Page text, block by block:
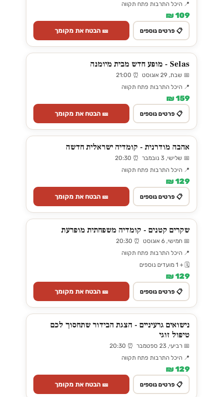
📍 היכל התרבות פתח תקווה
109 ₪
📋 פרטים נוספים 🎫 הבטח את מקומך
Selas - מופע חדש מבית מיומנה
📅 שבת, 29 אוגוסט ⏰ 21:00
📍 היכל התרבות פתח תקווה
159 ₪
📋 פרטים נוספים 🎫 הבטח את מקומך
אהבה מודרנית - קומדיה ישראלית חדשה
📅 שלישי, 3 נובמבר ⏰ 20:30
📍 היכל התרבות פתח תקווה
129 ₪
📋 פרטים נוספים 🎫 הבטח את מקומך
שקרים קטנים - קומדיה משפחתית מופרעת
📅 חמישי, 6 אוגוסט ⏰ 20:30
📍 היכל התרבות פתח תקווה
🗓️ + 1 מועדים נוספים
129 ₪
📋 פרטים נוספים 🎫 הבטח את מקומך
נישואים גרעיניים - הצגת הבידור שתחסוך לכם
טיפול זוגי
📅 רביעי, 23 ספטמבר ⏰ 20:30
📍 היכל התרבות פתח תקווה
129 ₪
📋 פרטים נוספים 🎫 הבטח את מקומך